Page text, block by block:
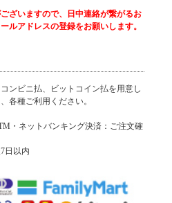
ざいますので、日中連絡が繋がるお
ルアドレスの登録をお願いします。
ンビニ払、ビットコイン払を用意し
各種ご利用ください。
・ネットバンキング決済：ご注文確
日以内